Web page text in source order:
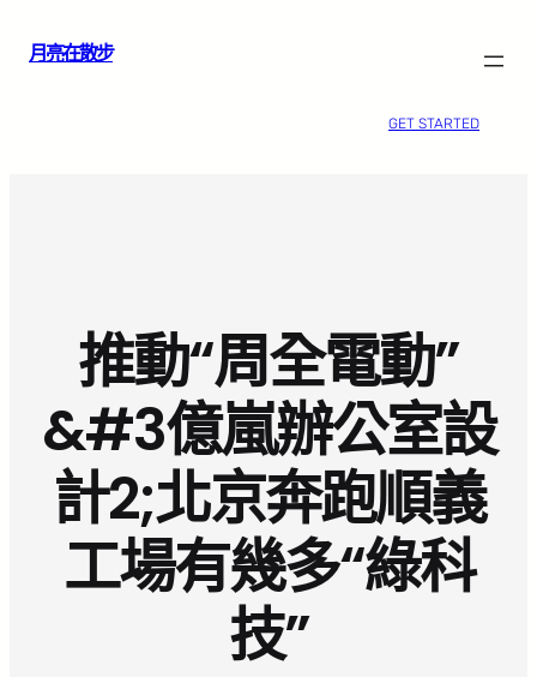
月亮在散步
GET STARTED
推動“周全電動”
&#3億嵐辦公室設
計2;北京奔跑順義
工場有幾多“綠科
技”